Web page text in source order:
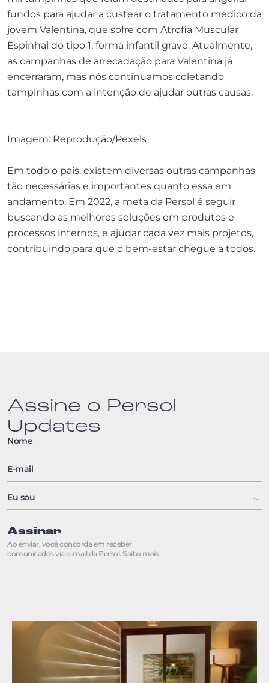
fundos para ajudar a custear o tratamento médico da
jovem Valentina, que sofre com Atrofia Muscular
Espinhal do tipo 1, forma infantil grave. Atualmente,
as campanhas de arrecadação para Valentina já
encerraram, mas nós continuamos coletando
tampinhas com a intenção de ajudar outras causas.
Imagem: Reprodução/Pexels
Em todo o país, existem diversas outras campanhas
tão necessárias e importantes quanto essa em
andamento. Em 2022, a meta da Persol é seguir
buscando as melhores soluções em produtos e
processos internos, e ajudar cada vez mais projetos,
contribuindo para que o bem-estar chegue a todos.
Assine o Persol
Updates
Assinar
Ao enviar, você concorda em receber
comunicados via e-mail da Persol. Saiba mais